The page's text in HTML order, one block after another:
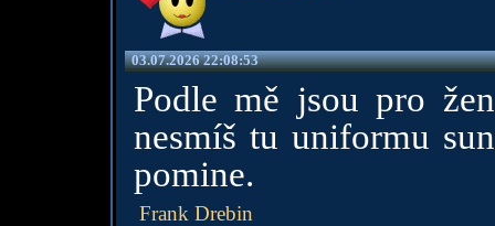
03.07.2026 22:08:53
Podle mě jsou pro
nesmíš tu uniformu
pomine.
Frank Drebin